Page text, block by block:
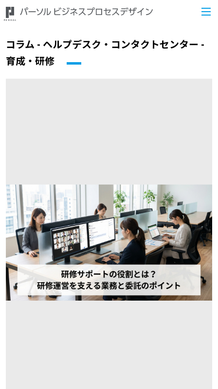
コラム - ヘルプデスク・コンタクトセンター -
育成・研修